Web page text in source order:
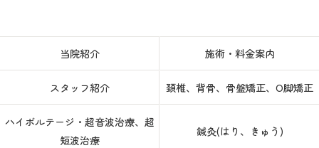
当院紹介 施術・料金案内
スタッフ紹介 頚椎、背骨、骨盤矯正、O脚矯正
ハイボルテージ・超音波治療、超
短波治療
鍼灸(はり、きゅう)